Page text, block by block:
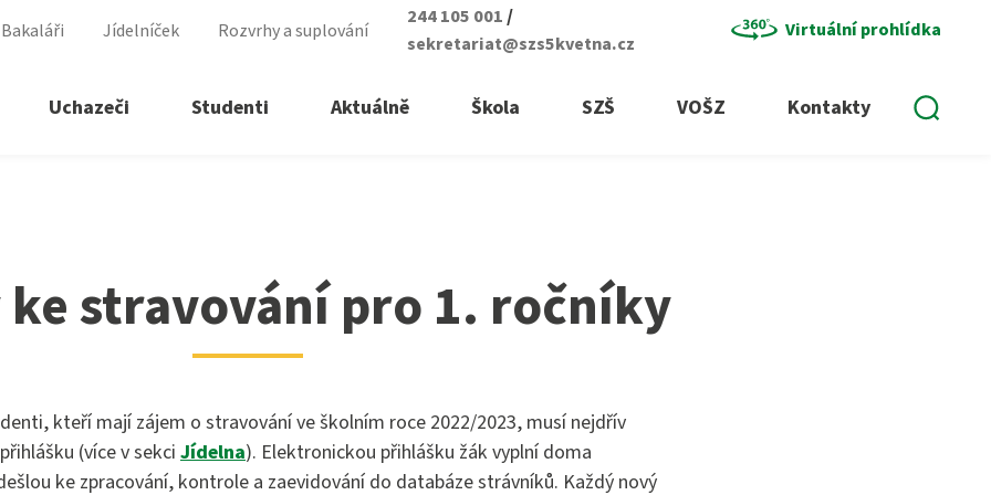
Uchazeči Studenti Aktuálně Škola SZŠ
sestra
služby
zdravotnictví
VOŠZ
nutriční terapeut
Kontakty
Bakaláři Jídelníček Rozvrhy a suplování
244 105 001/
sekretariat@szs5kvetna.cz
Virtuální prohlídka
ke stravování pro 1. ročníky
kteří mají zájem o stravování ve školním roce 2022/2023, musí nejdřív
(více v sekci Jídelna). Elektronickou přihlášku žák vyplní doma
ke zpracování, kontrole a zaevidování do databáze strávníků. Každý nový